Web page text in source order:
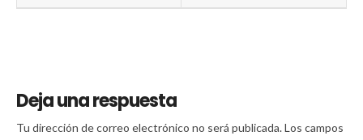
Deja una respuesta
Tu dirección de correo electrónico no será publicada.Los campos